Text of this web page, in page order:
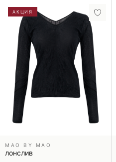
АКЦИЯ
MAO BY MAO
лонслив